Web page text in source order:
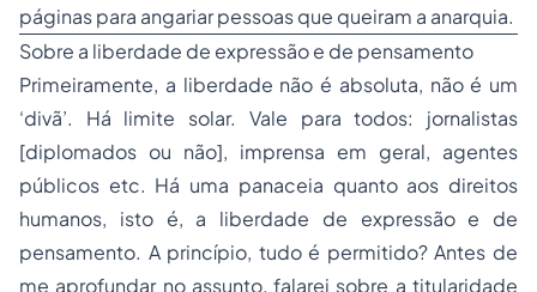
páginas para angariar pessoas que queiram a anarquia.
Sobre a liberdade de expressão e de pensamento
Primeiramente, a liberdade não é absoluta, não é um
‘divã’. Há limite solar. Vale para todos: jornalistas
[diplomados ou não], imprensa em geral, agentes
públicos etc. Há uma panaceia quanto aos direitos
humanos, isto é, a liberdade de expressão e de
pensamento. A princípio, tudo é permitido? Antes de
me aprofundar no assunto, falarei sobre a titularidade